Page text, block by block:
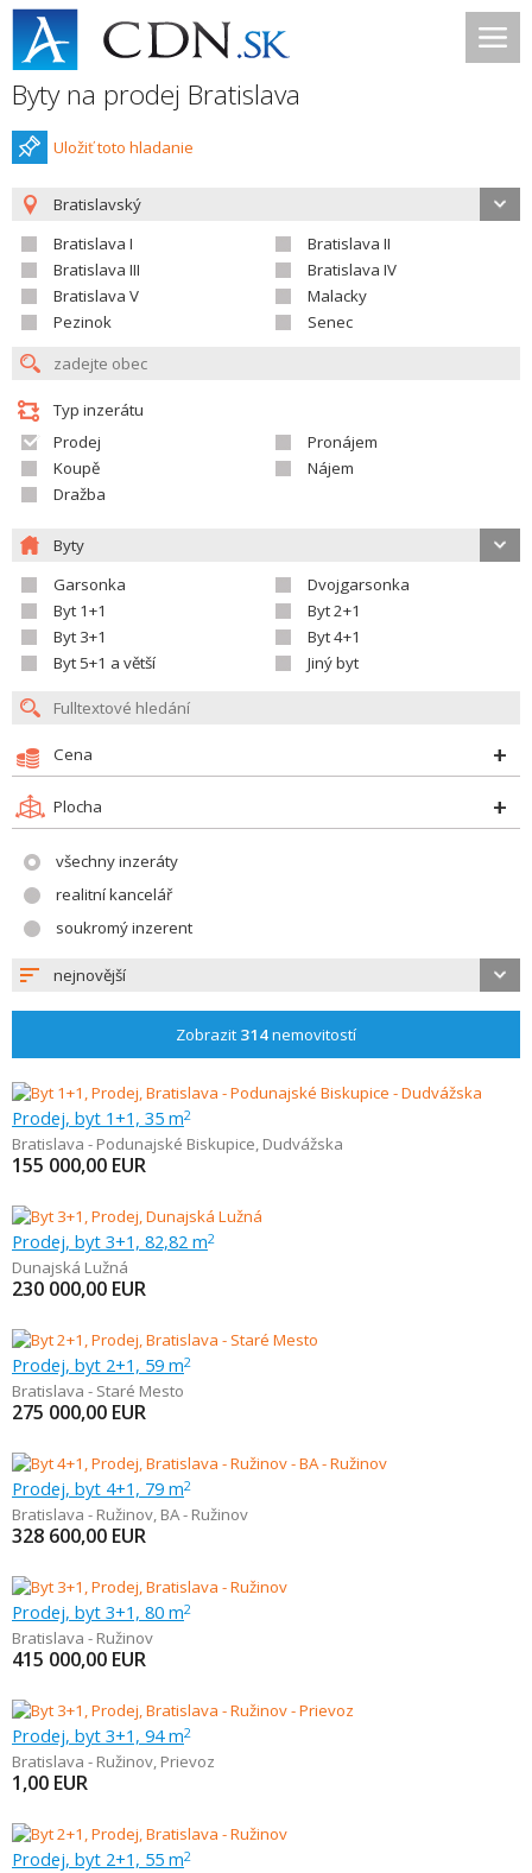
Byty na prodej Bratislava
Uložiť toto hladanie
Bratislavský
Bratislava I
Bratislava II
Bratislava III
Bratislava IV
Bratislava V
Malacky
Pezinok
Senec
Typ inzerátu
Prodej
Pronájem
Koupě
Nájem
Dražba
Byty
Garsonka
Dvojgarsonka
Byt 1+1
Byt 2+1
Byt 3+1
Byt 4+1
Byt 5+1 a větší
Jiný byt
Cena
Plocha
všechny inzeráty
realitní kancelář
soukromý inzerent
nejnovější
Zobrazit 314nemovitostí
Prodej, byt 1+1, 35 m2
Bratislava - Podunajské Biskupice, Dudvážska
155 000,00 EUR
Prodej, byt 3+1, 82,82 m2
Dunajská Lužná
230 000,00 EUR
Prodej, byt 2+1, 59 m2
Bratislava - Staré Mesto
275 000,00 EUR
Prodej, byt 4+1, 79 m2
Bratislava - Ružinov, BA - Ružinov
328 600,00 EUR
Prodej, byt 3+1, 80 m2
Bratislava - Ružinov
415 000,00 EUR
Prodej, byt 3+1, 94 m2
Bratislava - Ružinov, Prievoz
1,00 EUR
Prodej, byt 2+1, 55 m2